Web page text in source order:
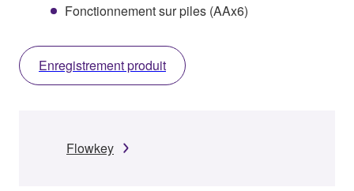
Fonctionnement sur piles (AAx6)
Enregistrement produit
Flowkey